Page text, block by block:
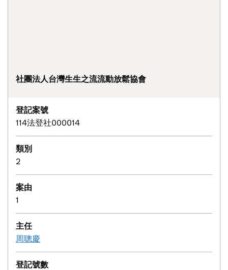
社團法人台灣生生之流流動放鬆協會
登記案號
114法登社000014
類別
2
案由
1
主任
周聰慶
登記號數